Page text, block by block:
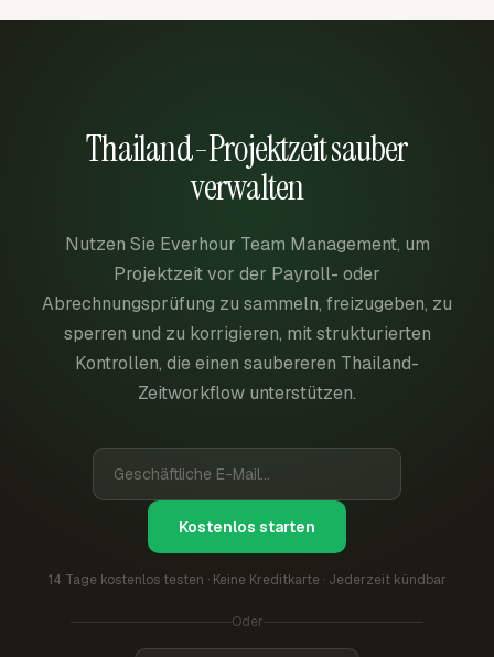
Thailand-Projektzeit sauber
verwalten
Nutzen Sie Everhour Team Management, um
Projektzeit vor der Payroll- oder
Abrechnungsprüfung zu sammeln, freizugeben, zu
sperren und zu korrigieren, mit strukturierten
Kontrollen, die einen saubereren Thailand-
Zeitworkflow unterstützen.
Kostenlos starten
14 Tage kostenlos testen · Keine Kreditkarte · Jederzeit kündbar
Oder